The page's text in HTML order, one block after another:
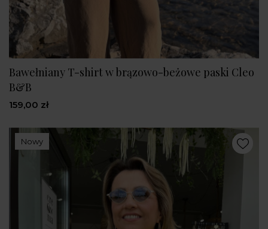
Bawełniany T-shirt w brązowo-beżowe paski Cleo
B&B
159,00 zł
Nowy